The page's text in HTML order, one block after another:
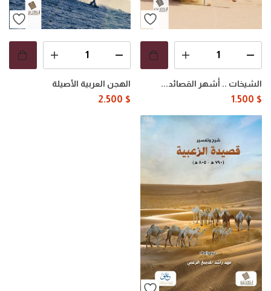
الشيخات .. أشهر القصائد...
1.500 $
الهجن العربية الأصيلة
2.500 $